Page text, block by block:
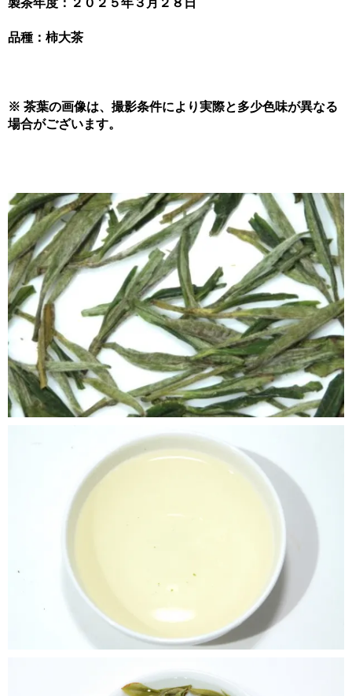
製茶年度：２０２５年３月２８日
品種：柿大茶
※ 茶葉の画像は、撮影条件により実際と多少色味が異なる
場合がございます。